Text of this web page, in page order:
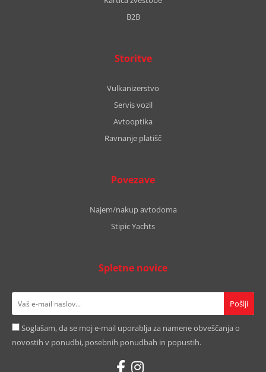
B2B
Storitve
Vulkanizerstvo
Servis vozil
Avtooptika
Ravnanje platišč
Povezave
Najem/nakup avtodoma
Stipic Yachts
Spletne novice
Soglašam, da se moj e-mail uporablja za namene obveščanja o
novostih v ponudbi, posebnih ponudbah in popustih.